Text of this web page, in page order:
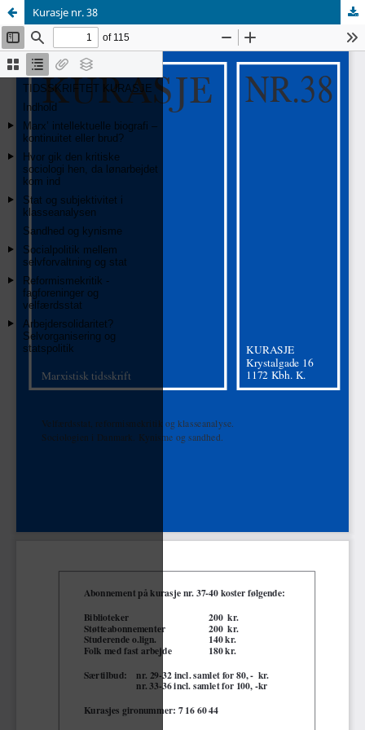
Kurasje nr. 38